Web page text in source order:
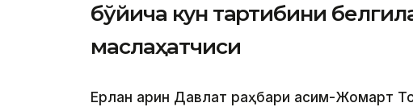
бўйича кун тартибини
маслаҳатчиси
Ерлан Қарин Давлат раҳбари Қасим-Жомарт